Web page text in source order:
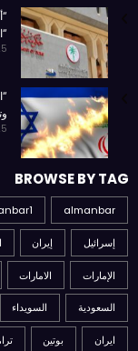
BROWSE BY TAG
almanbar
إسرائيل إيران
الإمارات الامارات
السعودية السويداء
ايران بوتين